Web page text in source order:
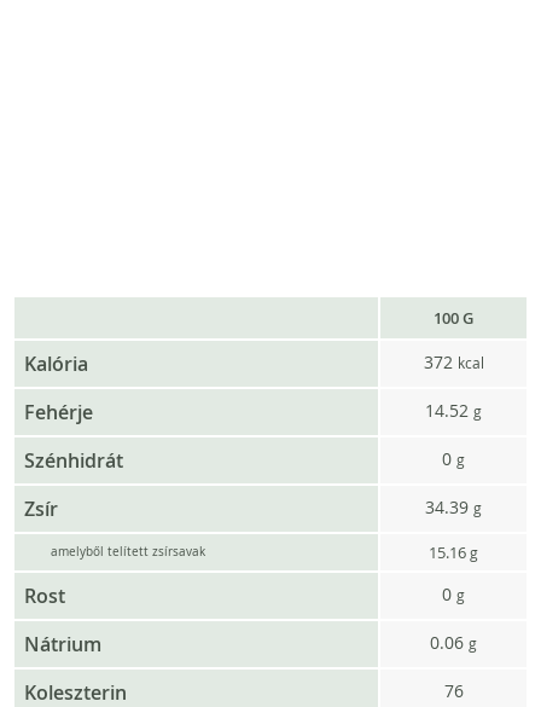
100 G
Kalória 372 kcal
Fehérje 14.52 g
Szénhidrát 0 g
Zsír 34.39 g
amelyből telített zsírsavak 15.16g
Rost 0 g
Nátrium 0.06 g
Koleszterin 76